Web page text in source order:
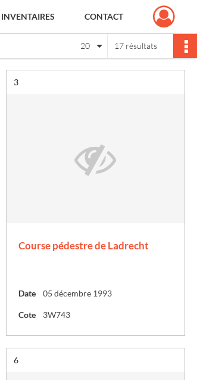
INVENTAIRES CONTACT
17 résultats
20
Résultat n°
3
Course pédestre de Ladrecht
Date 05 décembre 1993
Cote 3W743
Résultat n°
6